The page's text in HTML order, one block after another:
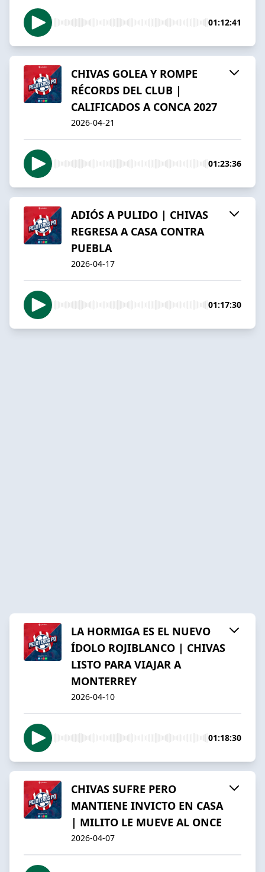
01:12:41
CHIVAS GOLEA Y ROMPE
RÉCORDS DEL CLUB |
CALIFICADOS A CONCA 2027
2026-04-21
01:23:36
ADIÓS A PULIDO | CHIVAS
REGRESA A CASA CONTRA
PUEBLA
2026-04-17
01:17:30
LA HORMIGA ES EL NUEVO
ÍDOLO ROJIBLANCO | CHIVAS
LISTO PARA VIAJAR A
MONTERREY
2026-04-10
01:18:30
CHIVAS SUFRE PERO
MANTIENE INVICTO EN CASA
| MILITO LE MUEVE AL ONCE
2026-04-07